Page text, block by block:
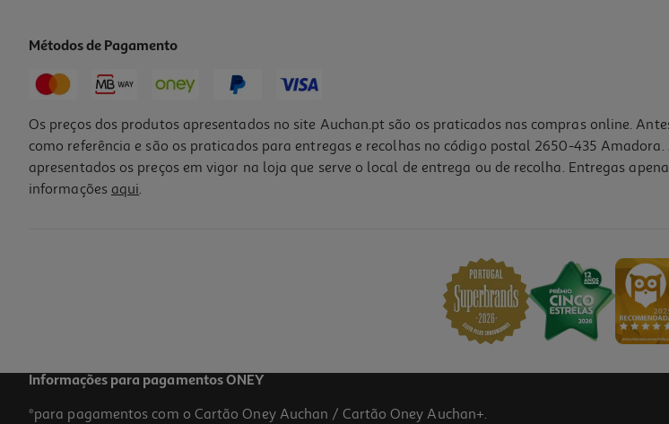
Métodos de Pagamento
Os preços dos produtos apresentados no site Auchan.pt são os praticados nas compras online.
como referência e são os praticados para entregas e recolhas no código postal 2650-435
apresentados os preços em vigor na loja que serve o local de entrega ou de recolha. Entregas
informações aqui.
Informações para pagamentos ONEY
*para pagamentos com o Cartão Oney Auchan / Cartão Oney Auchan+.